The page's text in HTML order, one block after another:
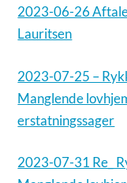
2023-06-26
Lauritsen
2023-07-25 –
Manglende
erstatningssager
2023-07-31 Re_